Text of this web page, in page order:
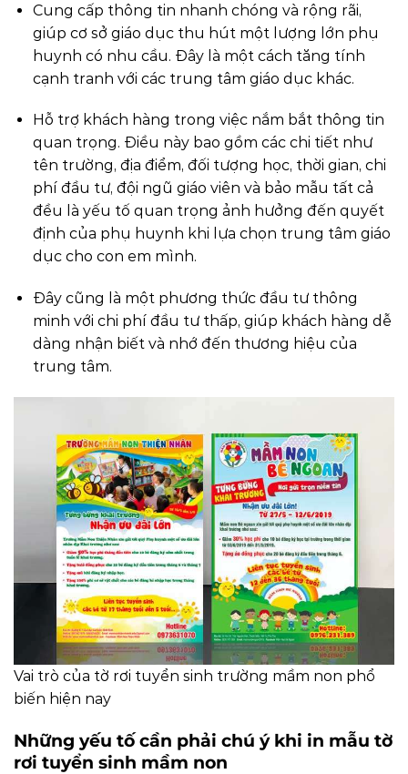
Cung cấp thông tin nhanh chóng và rộng rãi,
giúp cơ sở giáo dục thu hút một lượng lớn phụ
huynh có nhu cầu. Đây là một cách tăng tính
cạnh tranh với các trung tâm giáo dục khác.
Hỗ trợ khách hàng trong việc nắm bắt thông tin
quan trọng. Điều này bao gồm các chi tiết như
tên trường, địa điểm, đối tượng học, thời gian, chi
phí đầu tư, đội ngũ giáo viên và bảo mẫu tất cả
đều là yếu tố quan trọng ảnh hưởng đến quyết
định của phụ huynh khi lựa chọn trung tâm giáo
dục cho con em mình.
Đây cũng là một phương thức đầu tư thông
minh với chi phí đầu tư thấp, giúp khách hàng dễ
dàng nhận biết và nhớ đến thương hiệu của
trung tâm.
Vai trò của tờ rơi tuyển sinh trường mầm non phổ
biến hiện nay
Những yếu tố cần phải chú ý khi in mẫu tờ
rơi tuyển sinh mầm non